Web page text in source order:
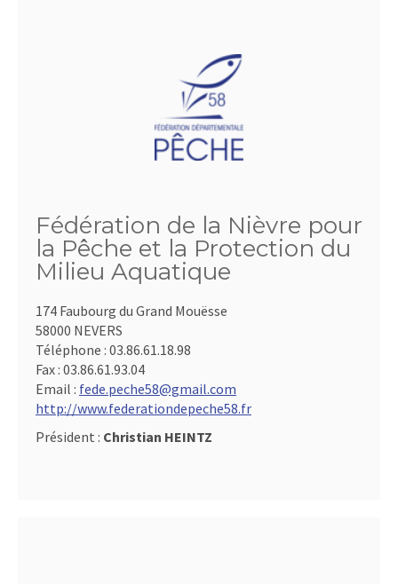
Fédération de la Nièvre pour
la Pêche et la Protection du
Milieu Aquatique
174 Faubourg du Grand Mouësse
58000 NEVERS
Téléphone : 03.86.61.18.98
Fax : 03.86.61.93.04
Email : fede.peche58@gmail.com
http://www.federationdepeche58.fr
Président : Christian HEINTZ